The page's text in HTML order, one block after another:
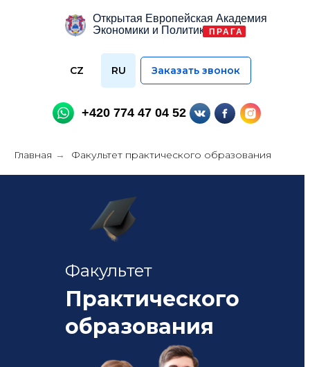
+420 774 47 04 52
Заказать звонок
Открытая Европейская Академия
Экономики и Политики
CZ RU
ПРАГА
Главная → Факультет практического образования
Практического
образования
Факультет